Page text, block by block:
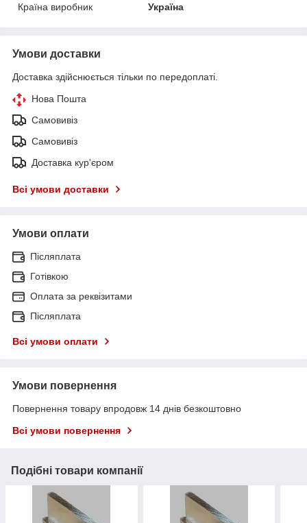
Країна виробник
Україна
Умови доставки
Доставка здійснюється тільки по передоплаті.
Нова Пошта
Самовивіз
Самовивіз
Доставка кур'єром
Всі умови доставки
Умови оплати
Післяплата
Готівкою
Оплата за реквізитами
Післяплата
Всі умови оплати
Умови повернення
Повернення товару впродовж 14 днів безкоштовно
Всі умови повернення
Подібні товари компанії